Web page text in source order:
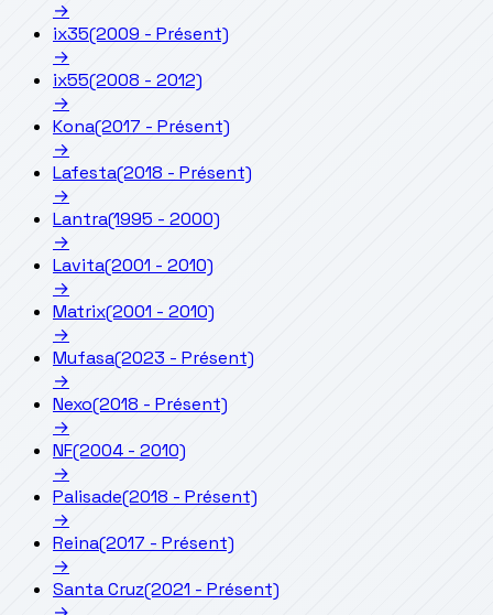
→
ix35(2009 - Présent)
→
ix55(2008 - 2012)
→
Kona(2017 - Présent)
→
Lafesta(2018 - Présent)
→
Lantra(1995 - 2000)
→
Lavita(2001 - 2010)
→
Matrix(2001 - 2010)
→
Mufasa(2023 - Présent)
→
Nexo(2018 - Présent)
→
NF(2004 - 2010)
→
Palisade(2018 - Présent)
→
Reina(2017 - Présent)
→
Santa Cruz(2021 - Présent)